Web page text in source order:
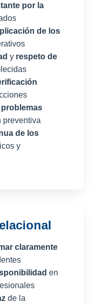
por la
de los
y respeto de
preventiva
de los
y
claramente
en
de la